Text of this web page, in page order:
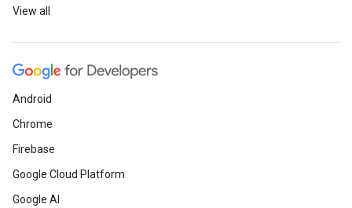
View all
Android
Chrome
Firebase
Google Cloud Platform
Google AI